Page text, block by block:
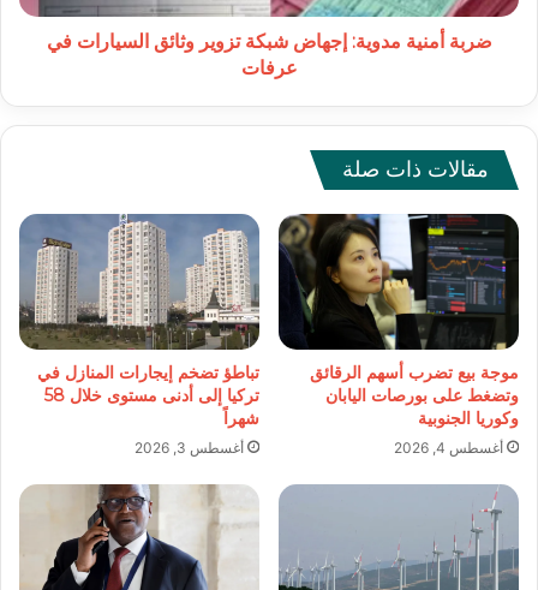
في
عرفاتضربة أمنية مدوية: إجهاض شبكة تزوير وثائق السيارات في
عرفات
مقالات ذات صلة
موجة بيع تضرب أسهم الرقائق
وتضغط على بورصات اليابان
وكوريا الجنوبية
أغسطس 4, 2026
تباطؤ تضخم إيجارات المنازل في
تركيا إلى أدنى مستوى خلال 58
شهراً
أغسطس 3, 2026